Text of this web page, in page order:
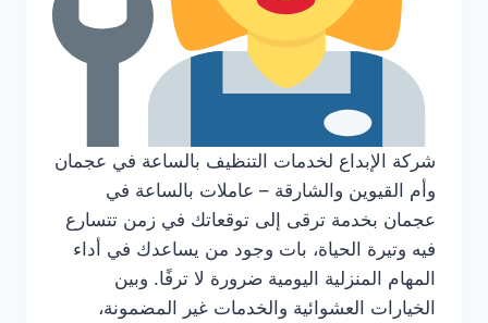
شركة الإبداع لخدمات التنظيف بالساعة في عجمان
وأم القيوين والشارقة – عاملات بالساعة في
عجمان بخدمة ترقى إلى توقعاتك في زمن تتسارع
فيه وتيرة الحياة، بات وجود من يساعدك في أداء
المهام المنزلية اليومية ضرورة لا ترفًا. وبين
الخيارات العشوائية والخدمات غير المضمونة،